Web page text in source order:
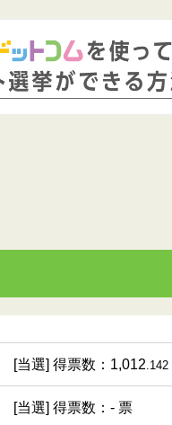
[当選] 得票数：1,012.142
[当選] 得票数：- 票